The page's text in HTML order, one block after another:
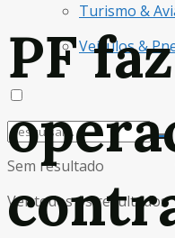
Turismo &
Veículos &
Sem resultado
Ver todos os resultados
PF